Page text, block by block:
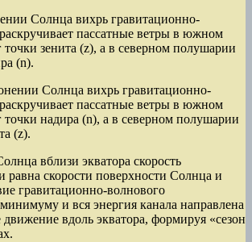
Солнца вихрь гравитационно-
пассатные ветры в южном
зенита (z), а в северном полушарии
(n).
Солнца вихрь гравитационно-
пассатные ветры в южном
надира (n), а в северном полушарии
(z).
вблизи экватора скорость
равна скорости поверхности Солнца и
гравитационно-волнового
и вся энергия канала направлена
движение вдоль экватора, формируя «сезон